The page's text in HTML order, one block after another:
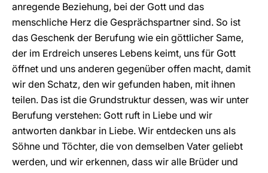
anregende Beziehung, bei der Gott und das
menschliche Herz die Gesprächspartner sind. So ist
das Geschenk der Berufung wie ein göttlicher Same,
der im Erdreich unseres Lebens keimt, uns für Gott
öffnet und uns anderen gegenüber offen macht, damit
wir den Schatz, den wir gefunden haben, mit ihnen
teilen. Das ist die Grundstruktur dessen, was wir unter
Berufung verstehen: Gott ruft in Liebe und wir
antworten dankbar in Liebe. Wir entdecken uns als
Söhne und Töchter, die von demselben Vater geliebt
werden, und wir erkennen, dass wir alle Brüder und